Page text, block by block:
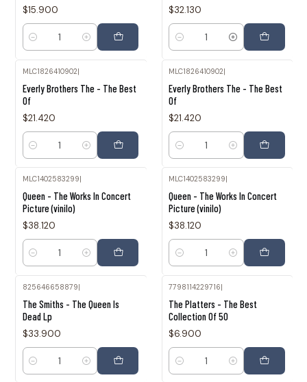
$15.900
Cantidad
$32.130
Cantidad
MLC1826410902|
Everly Brothers The - The Best
Of
$21.420
Cantidad
MLC1826410902|
Everly Brothers The - The Best
Of
$21.420
Cantidad
MLC1402583299
Queen - The Works In Concert
Picture (vinilo)
$38.120
Cantidad
MLC1402583299
Queen - The Works In Concert
Picture (vinilo)
$38.120
Cantidad
825646658879|
The Smiths - The Queen Is
Dead Lp
$33.900
Cantidad
7798114229716|
The Platters - The Best
Collection Of 50
$6.900
Cantidad